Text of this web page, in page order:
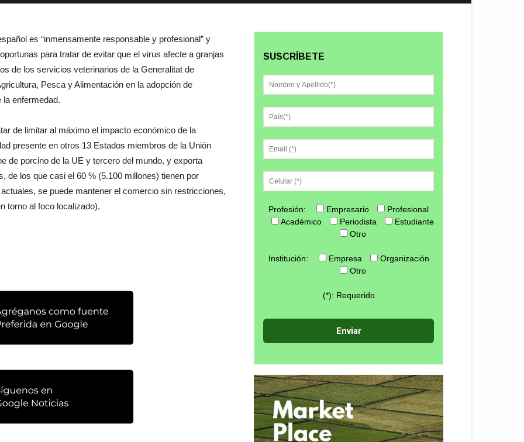
es “inmensamente responsable y profesional” y
para tratar de evitar que el virus afecte a granjas
de los servicios veterinarios de la Generalitat de
Pesca y Alimentación en la adopción de
la enfermedad.
de limitar al máximo el impacto económico de la
presente en otros 13 Estados miembros de la Unión
de porcino de la UE y tercero del mundo, y exporta
de los que casi el 60 % (5.100 millones) tienen por
se puede mantener el comercio sin restricciones,
torno al foco localizado).
SUSCRÍBETE
Profesión: Empresario
Profesional
Académico
Periodista
Estudiante
Otro
Institución: Empresa
Organización
Otro
(*): Requerido